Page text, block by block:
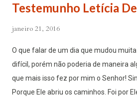
Testemunho Letícia
janeiro 21, 2016
O que falar de um dia que mudou
difícil, porém não poderia de maneira
que mais isso fez por mim o Senhor!
Porque Ele abriu os caminhos. Foi por